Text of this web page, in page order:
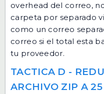
overhead del correo,
carpeta por separado
como un correo
correo si el total esta
tu proveedor.
TACTICA D -
ARCHIVO ZIP A